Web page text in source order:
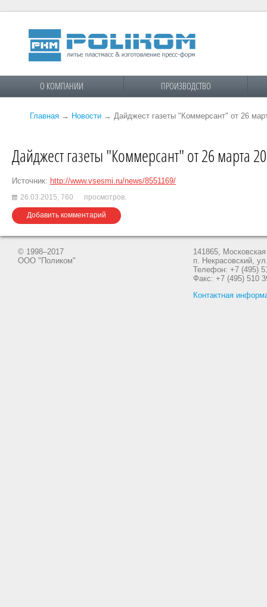
О КОМПАНИИ ПРОИЗВОДСТВО
Главная → Новости → Дайджест газеты "Коммерсант" от 26
Дайджест газеты "Коммерсант" от 26 марта
Источник: http://www.vsesmi.ru/news/8551169/
26.03.2015, 760 просмотров.
Добавить комментарий
© 1998–2017
ООО "Поликом"
141865,
п. Некрасовский,
Телефон: +7 (495)
Факс: +7 (495) 510
Контактная